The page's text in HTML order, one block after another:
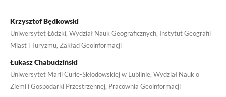
Krzysztof Będkowski
Uniwersytet Łódzki, Wydział Nauk Geograficznych, Instytut Geografii
Miast i Turyzmu, Zakład Geoinformacji
Łukasz Chabudziński
Uniwersytet Marii Curie-Skłodowskiej w Lublinie, Wydział Nauk o
Ziemi i Gospodarki Przestrzennej, Pracownia Geoinformacji